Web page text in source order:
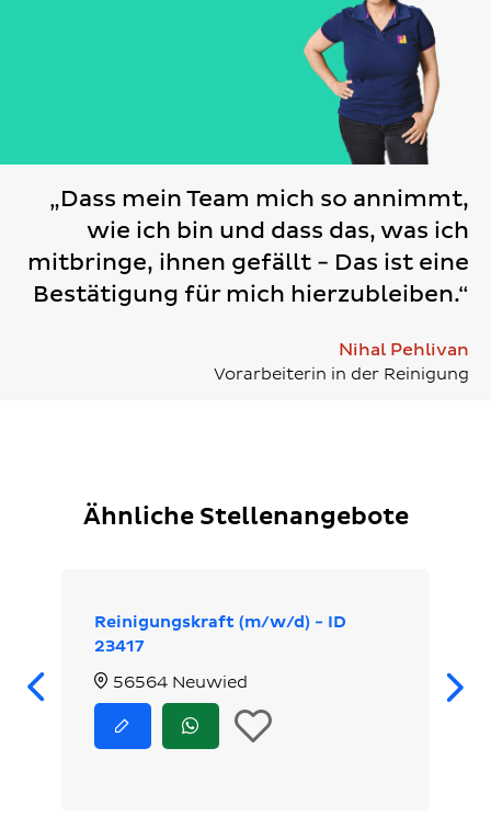
„Dass mein Team mich so annimmt,
wie ich bin und dass das, was ich
mitbringe, ihnen gefällt - Das ist eine
Bestätigung für mich hierzubleiben.“
Nihal Pehlivan
Vorarbeiterin in der Reinigung
Ähnliche Stellenangebote
Zurück
Reinigungskraft (m/w/d) - ID
23417
56564 Neuwied
bewerben
Jetzt
via
In